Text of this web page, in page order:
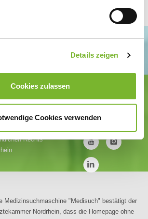
Details zeigen
Cookies zulassen
Cookies verwenden
Düsseldorf
Rechts
Medizinsuchmaschine "Medisuch" bestätigt der
Nordrhein, dass die Homepage ohne